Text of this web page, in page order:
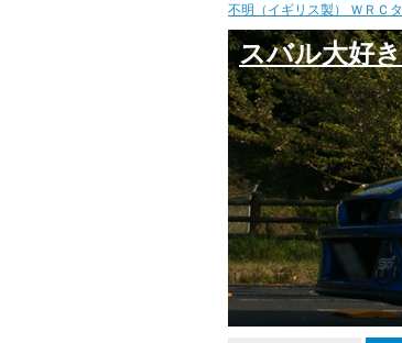
不明（イギリス製） ＷＲＣ
スバル大好